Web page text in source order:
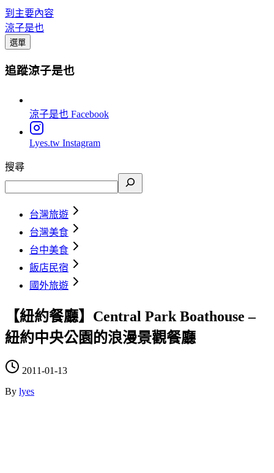
到主要內容
涼子是也
選單
追蹤涼子是也
涼子是也 Facebook
Lyes.tw Instagram
搜尋
台灣旅遊
台灣美食
台中美食
飯店民宿
國外旅遊
【紐約餐廳】Central Park Boathouse –
紐約中央公園的浪漫景觀餐廳
2011-01-13
By lyes